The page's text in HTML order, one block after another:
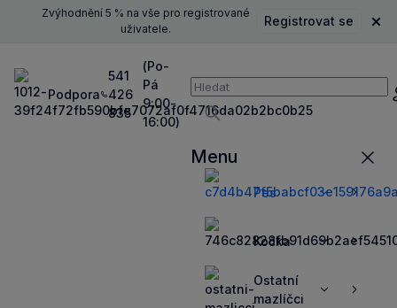
Zvýhodnění 5 % na vše pro registrované
uživatele.
Registrovat se
Podpora
541
426
835
(Po-
Pá
9:00-
16:00)
Vyhledávání
Vyhledávat
Menu
Pes
ZobrazitZobrazit
Kočka
ZobrazitZobrazit
Ostatní
mazlíčci
ZobrazitZobrazit